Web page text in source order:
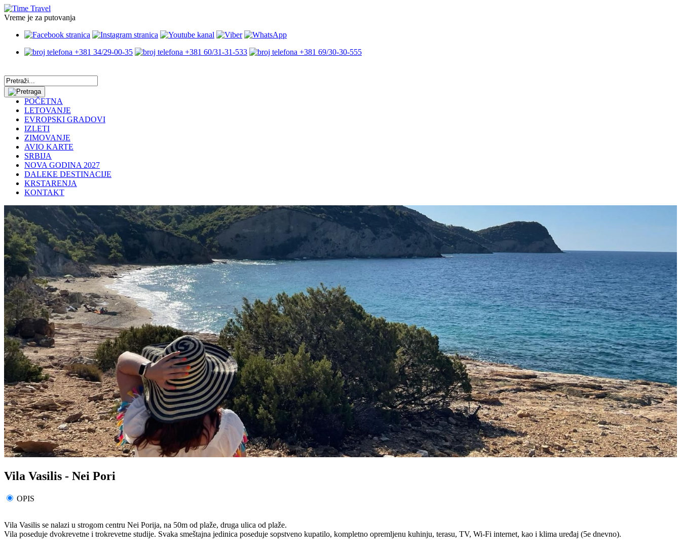
Vreme je za putovanja
+381 34/29-00-35 +381 60/31-31-533 +381 69/30-30-555
POČETNA
LETOVANJE
EVROPSKI GRADOVI
IZLETI
ZIMOVANJE
AVIO KARTE
SRBIJA
NOVA GODINA 2027
DALEKE DESTINACIJE
KRSTARENJA
KONTAKT
Vila Vasilis - Nei Pori
OPIS
Vila Vasilis se nalazi u strogom centru Nei Porija, na 50m od plaže, druga ulica od plaže.
Vila poseduje dvokrevetne i trokrevetne studije. Svaka smeštajna jedinica poseduje sopstveno kupatilo, kompletno opremljenu kuhinju, terasu, TV, Wi-Fi internet, kao i klima uređaj (5e dnevno).